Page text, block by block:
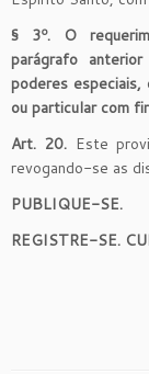
§ 3º. O
parágrafo
poderes
ou particular com
Art. 20. Este
revogando-se as
PUBLIQUE-SE.
REGISTRE-SE.